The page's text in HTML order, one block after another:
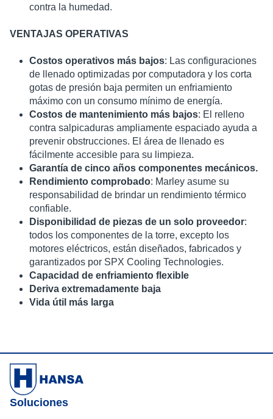
contra la humedad.
VENTAJAS OPERATIVAS
Costos operativos más bajos: Las configuraciones
de llenado optimizadas por computadora y los corta
gotas de presión baja permiten un enfriamiento
máximo con un consumo mínimo de energía.
Costos de mantenimiento más bajos: El relleno
contra salpicaduras ampliamente espaciado ayuda a
prevenir obstrucciones. El área de llenado es
fácilmente accesible para su limpieza.
Garantía de cinco años componentes mecánicos.
Rendimiento comprobado: Marley asume su
responsabilidad de brindar un rendimiento térmico
confiable.
Disponibilidad de piezas de un solo proveedor:
todos los componentes de la torre, excepto los
motores eléctricos, están diseñados, fabricados y
garantizados por SPX Cooling Technologies.
Capacidad de enfriamiento flexible
Deriva extremadamente baja
Vida útil más larga
Soluciones